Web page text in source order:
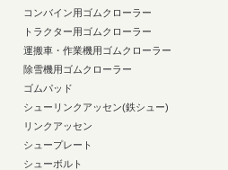
コンバイン用ゴムクローラー
トラクター用ゴムクローラー
運搬車・作業機用ゴムクローラー
除雪機用ゴムクローラー
ゴムパッド
シューリンクアッセン(鉄シュー)
リンクアッセン
シュープレート
シューボルト